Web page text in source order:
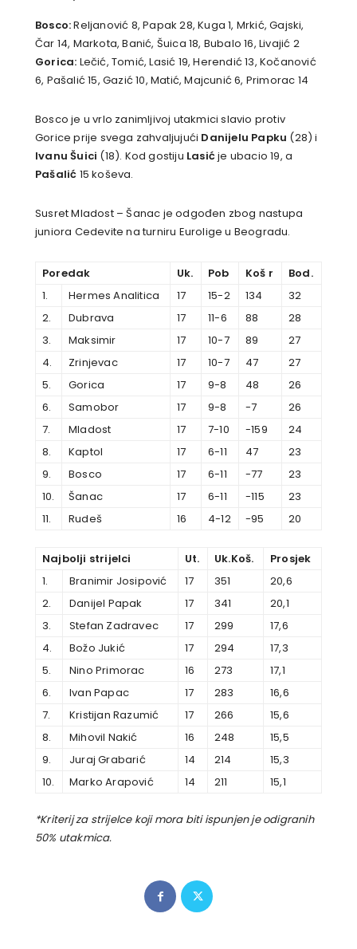
Bosco:Reljanović 8, Papak 28, Kuga 1, Mrkić, Gajski,
Čar 14, Markota, Banić, Šuica 18, Bubalo 16, Livajić 2
Gorica: Lečić, Tomić, Lasić 19, Herendić 13, Kočanović
6, Pašalić 15, Gazić 10, Matić, Majcunić 6, Primorac 14
Bosco je u vrlo zanimljivoj utakmici slavio protiv
Gorice prije svega zahvaljujući Danijelu Papku (28) i
Ivanu Šuici (18). Kod gostiju Lasićje ubacio 19, a
Pašalić 15 koševa.
Susret Mladost – Šanac je odgođen zbog nastupa
juniora Cedevite na turniru Eurolige u Beogradu.
Poredak Uk. Pob Koš r
Bod.
1.
Hermes Analitica 17 15-2 134
32
2.
Dubrava 17 11-6 88
28
3.
Maksimir 17 10-7 89
27
4.
Zrinjevac 17 10-7 47
27
5.
Gorica 17 9-8 48
26
6.
Samobor 17 9-8 -7
26
7.
Mladost 17 7-10 -159
24
8.
Kaptol 17 6-11 47
23
9.
Bosco 17 6-11 -77
23
10.
Šanac 17 6-11 -115
23
11.
Rudeš 16 4-12 -95 20
Najbolji strijelci Ut. Uk.Koš.
Prosjek
1.
Branimir Josipović 17 351
20,6
2.
Danijel Papak 17 341
20,1
3.
Stefan Zadravec 17 299
17,6
4.
Božo Jukić 17 294
17,3
5.
Nino Primorac 16 273
17,1
6.
Ivan Papac 17 283
16,6
7.
Kristijan Razumić 17 266
15,6
8.
Mihovil Nakić 16 248
15,5
9.
Juraj Grabarić 14 214
15,3
10.
Marko Arapović 14 211 15,1
*Kriterij za strijelce koji mora biti ispunjen je odigranih
50% utakmica.